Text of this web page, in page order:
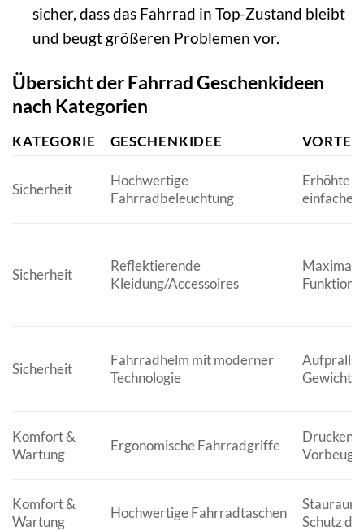
sicher, dass das Fahrrad in Top-Zustand bleibt
und beugt größeren Problemen vor.
Übersicht der Fahrrad Geschenkideen
nach Kategorien
KATEGORIE GESCHENKIDEE
Sicherheit
Hochwertige
Fahrradbeleuchtung
Erhöhte
einfache
Sicherheit
Reflektierende
Kleidung/Accessoires
Sicherheit
Fahrradhelm mit moderner
Technologie
Gewicht,
Komfort &
Wartung
Ergonomische Fahrradgriffe
Komfort &
Wartung
Hochwertige Fahrradtaschen
Schutz